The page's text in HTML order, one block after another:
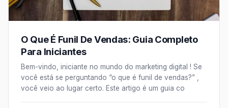
O Que É Funil De Vendas: Guia Completo
Para Iniciantes
Bem-vindo, iniciante no mundo do marketing digital ! Se
você está se perguntando “o que é funil de vendas?” ,
você veio ao lugar certo. Este artigo é um guia co